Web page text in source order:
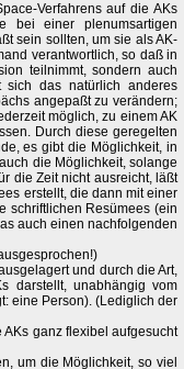
Verfahrens auf die AKs
bei einer plenumsartigen
sein sollten, um sie als AK-
verantwortlich, so daß in
teilnimmt, sondern auch
das natürlich anderes
angepaßt zu verändern;
möglich, zu einem AK
Durch diese geregelten
es gibt die Möglichkeit, in
die Möglichkeit, solange
die Zeit nicht ausreicht, läßt
erstellt, die dann mit einer
schriftlichen Resümees (ein
auch einen nachfolgenden
und durch die Art,
darstellt, unabhängig vom
eine Person). (Lediglich der
AKs ganz flexibel aufgesucht
um die Möglichkeit, so viel